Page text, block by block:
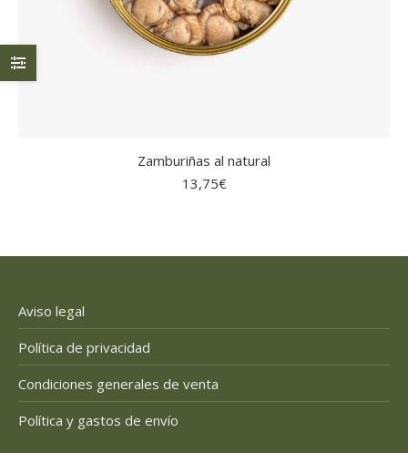
Zamburiñas al natural
13,75€
Aviso legal
Política de privacidad
Condiciones generales de venta
Política y gastos de envío